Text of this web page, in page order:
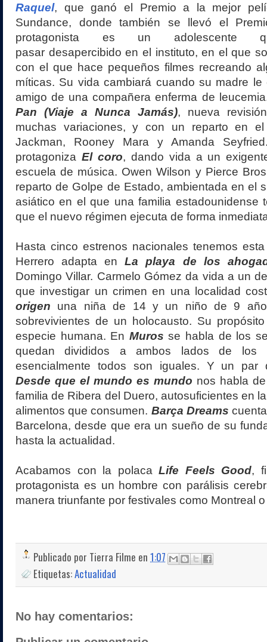
Raquel, que ganó el Premio a la mejor
Sundance, donde también se llevó el
protagonista es un adolescente
pasar desapercibido en el instituto, en el que
con el que hace pequeños filmes recreando
míticas. Su vida cambiará cuando su madre
amigo de una compañera enferma de
Pan (Viaje a Nunca Jamás), nueva
muchas variaciones, y con un reparto en
Jackman, Rooney Mara y Amanda
protagoniza El coro, dando vida a un
escuela de música. Owen Wilson y Pierce
reparto de Golpe de Estado, ambientada en el
asiático en el que una familia estadounidense
que el nuevo régimen ejecuta de forma
Hasta cinco estrenos nacionales tenemos
Herrero adapta enLa playa de los
Domingo Villar. Carmelo Gómez da vida a un
que investigar un crimen en una localidad
origen una niña de 14 y un niño de 9
sobrevivientes de un holocausto. Su
especie humana. En Muros se habla de los
quedan divididos a ambos lados de los
esencialmente todos son iguales. Y un par
Desde que el mundo es mundo nos habla
familia de Ribera del Duero, autosuficientes en
alimentos que consumen. Barça Dreams
Barcelona, desde que era un sueño de su
hasta la actualidad.
Acabamos con la polaca Life Feels Good,
protagonista es un hombre con parálisis
manera triunfante por festivales como Montreal
Publicado por Tierra Filme en 1:07
Etiquetas:Actualidad
No hay comentarios: